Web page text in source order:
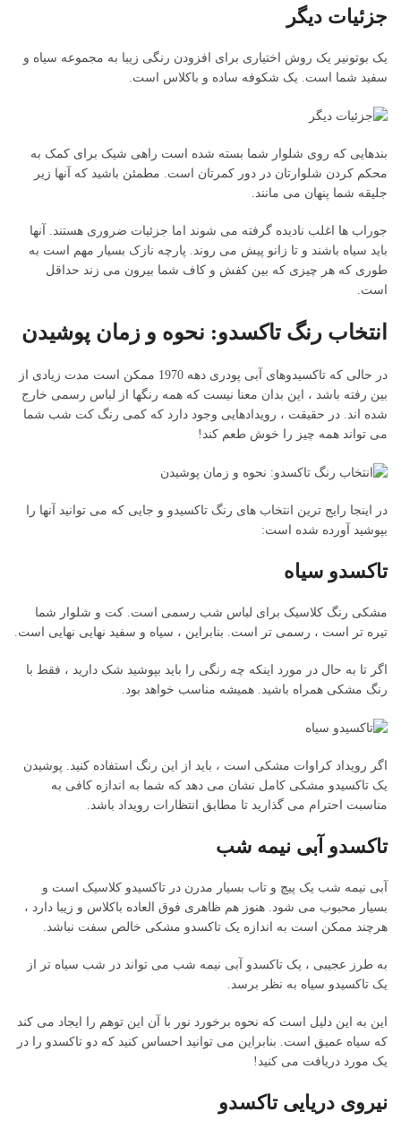
جزئیات دیگر
یک بوتونیر یک روش اختیاری برای افزودن رنگی زیبا به مجموعه سیاه و
سفید شما است. یک شکوفه ساده و باکلاس است.
بندهایی که روی شلوار شما بسته شده است راهی شیک برای کمک به
محکم کردن شلوارتان در دور کمرتان است. مطمئن باشید که آنها زیر
جلیقه شما پنهان می مانند.
جوراب ها اغلب نادیده گرفته می شوند اما جزئیات ضروری هستند. آنها
باید سیاه باشند و تا زانو پیش می روند. پارچه نازک بسیار مهم است به
طوری که هر چیزی که بین کفش و کاف شما بیرون می زند حداقل
است.
انتخاب رنگ تاکسدو: نحوه و زمان پوشیدن
در حالی که تاکسیدوهای آبی پودری دهه 1970 ممکن است مدت زیادی از
بین رفته باشد ، این بدان معنا نیست که همه رنگها از لباس رسمی خارج
شده اند. در حقیقت ، رویدادهایی وجود دارد که کمی رنگ کت شب شما
می تواند همه چیز را خوش طعم کند!
در اینجا رایج ترین انتخاب های رنگ تاکسیدو و جایی که می توانید آنها را
بپوشید آورده شده است:
تاکسدو سیاه
مشکی رنگ کلاسیک برای لباس شب رسمی است. کت و شلوار شما
تیره تر است ، رسمی تر است. بنابراین ، سیاه و سفید نهایی نهایی است.
اگر تا به حال در مورد اینکه چه رنگی را باید بپوشید شک دارید ، فقط با
رنگ مشکی همراه باشید. همیشه مناسب خواهد بود.
اگر رویداد کراوات مشکی است ، باید از این رنگ استفاده کنید. پوشیدن
یک تاکسیدو مشکی کامل نشان می دهد که شما به اندازه کافی به
مناسبت احترام می گذارید تا مطابق انتظارات رویداد باشد.
تاکسدو آبی نیمه شب
آبی نیمه شب یک پیچ و تاب بسیار مدرن در تاکسیدو کلاسیک است و
بسیار محبوب می شود. هنوز هم ظاهری فوق العاده باکلاس و زیبا دارد ،
هرچند ممکن است به اندازه یک تاکسدو مشکی خالص سفت نباشد.
به طرز عجیبی ، یک تاکسدو آبی نیمه شب می تواند در شب سیاه تر از
یک تاکسیدو سیاه به نظر برسد.
این به این دلیل است که نحوه برخورد نور با آن این توهم را ایجاد می کند
که سیاه عمیق است. بنابراین می توانید احساس کنید که دو تاکسدو را در
یک مورد دریافت می کنید!
نیروی دریایی تاکسدو